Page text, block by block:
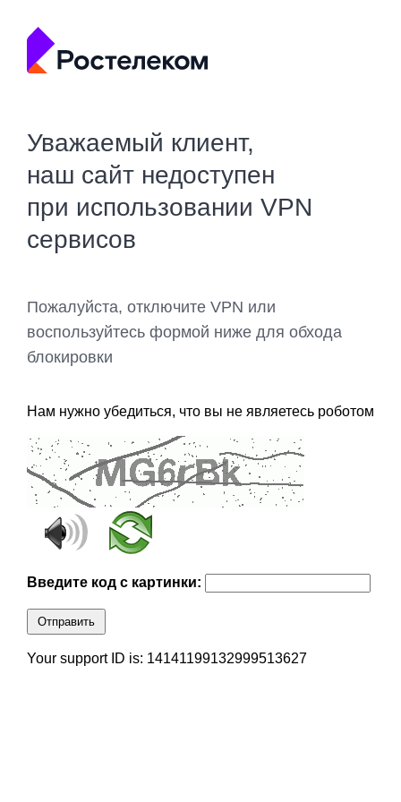
Уважаемый клиент,
наш сайт недоступен
при использовании VPN
сервисов
Пожалуйста, отключите VPN или
воспользуйтесь формой ниже для обхода
блокировки
Нам нужно убедиться, что вы не являетесь роботом
Введите код с картинки:
Отправить
Your support ID is: 14141199132999513627